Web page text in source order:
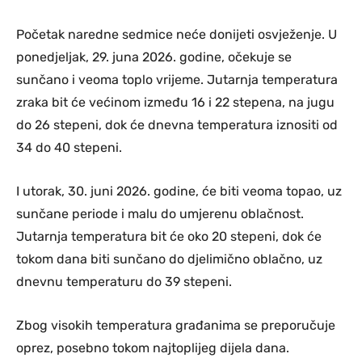
Početak naredne sedmice neće donijeti osvježenje. U
ponedjeljak, 29. juna 2026. godine, očekuje se
sunčano i veoma toplo vrijeme. Jutarnja temperatura
zraka bit će većinom između 16 i 22 stepena, na jugu
do 26 stepeni, dok će dnevna temperatura iznositi od
34 do 40 stepeni.
I utorak, 30. juni 2026. godine, će biti veoma topao, uz
sunčane periode i malu do umjerenu oblačnost.
Jutarnja temperatura bit će oko 20 stepeni, dok će
tokom dana biti sunčano do djelimično oblačno, uz
dnevnu temperaturu do 39 stepeni.
Zbog visokih temperatura građanima se preporučuje
oprez, posebno tokom najtoplijeg dijela dana.